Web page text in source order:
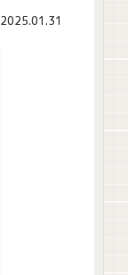
2025.01.31